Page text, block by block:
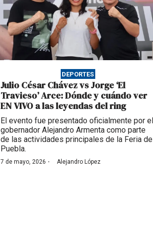
DEPORTES
Julio César Chávez vs Jorge ‘El
Travieso’ Arce: Dónde y cuándo ver
EN VIVO a las leyendas del ring
El evento fue presentado oficialmente por el
gobernador Alejandro Armenta como parte
de las actividades principales de la Feria de
Puebla.
7 de mayo, 2026 · Alejandro López